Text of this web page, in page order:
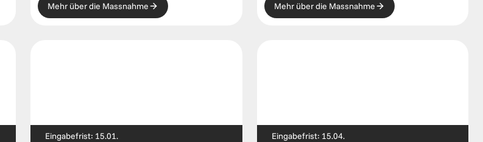
Mehr über die Massnahme Mehr über die Massnahme
Eingabefrist: 15.01. Eingabefrist: 15.04.